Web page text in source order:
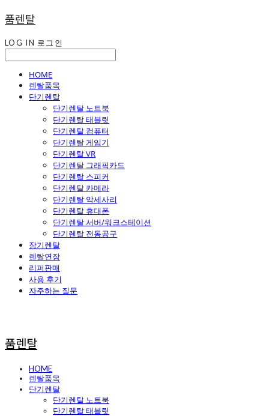
품렌탈
LOG IN 로그인
HOME
렌탈품목
단기렌탈
단기렌탈 노트북
단기렌탈 태블릿
단기렌탈 컴퓨터
단기렌탈 게임기
단기렌탈 VR
단기렌탈 그래픽카드
단기렌탈 스피커
단기렌탈 카메라
단기렌탈 악세사리
단기렌탈 휴대폰
단기렌탈 서버/워크스테이션
단기렌탈 전동공구
장기렌탈
렌탈연장
리퍼판매
사용 후기
자주하는 질문
품렌탈
HOME
렌탈품목
단기렌탈
단기렌탈 노트북
단기렌탈 태블릿